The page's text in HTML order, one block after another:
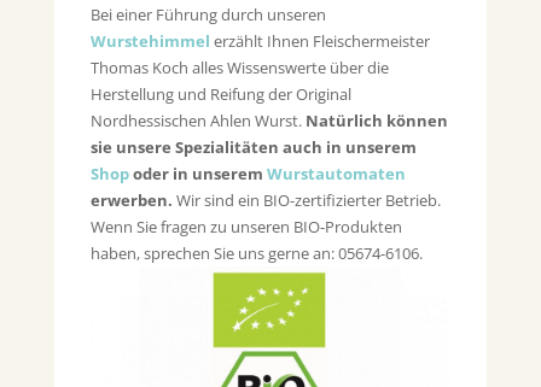
Bei einer Führung durch unseren
Wurstehimmel erzählt Ihnen Fleischermeister
Thomas Koch alles Wissenswerte über die
Herstellung und Reifung der Original
Nordhessischen Ahlen Wurst. Natürlich können
sie unsere Spezialitäten auch in unserem
Shopoder in unserem Wurstautomaten
erwerben. Wir sind ein BIO-zertifizierter Betrieb.
Wenn Sie fragen zu unseren BIO-Produkten
haben, sprechen Sie uns gerne an: 05674-6106.